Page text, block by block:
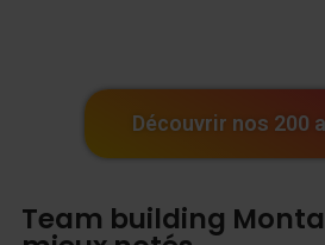
Découvrir nos 200
Team building